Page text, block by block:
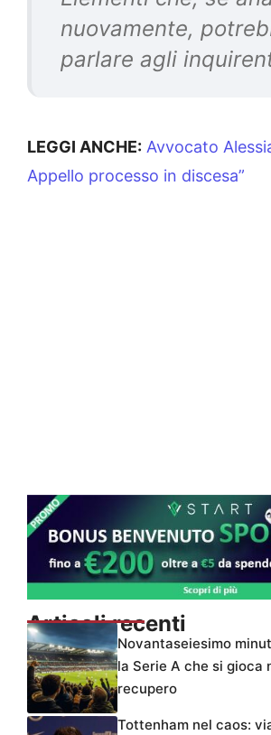
nuovamente,
parlare agli
LEGGI ANCHE: Avvocato
Appello processo in discesa”
Articoli recenti
Novantaseiesimo
la Serie A che si gioca
recupero
Tottenham nel caos: